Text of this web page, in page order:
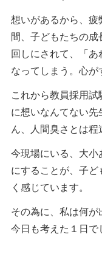
想いがあるから、
間、子どもたちの
回しにされて、「
なってしまう。心が
これから教員採用
に想いなんてない
ん、人間臭さとは程
今現場にいる、大
にすることが、子
く感じています。
その為に、私は何
今日も考えた１日で